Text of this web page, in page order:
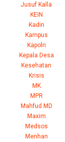
Jusuf Kalla
KEIN
Kadin
Kampus
Kapolri
Kepala Desa
Kesehatan
Krisis
MK
MPR
Mahfud MD
Maxim
Medsos
Menhan